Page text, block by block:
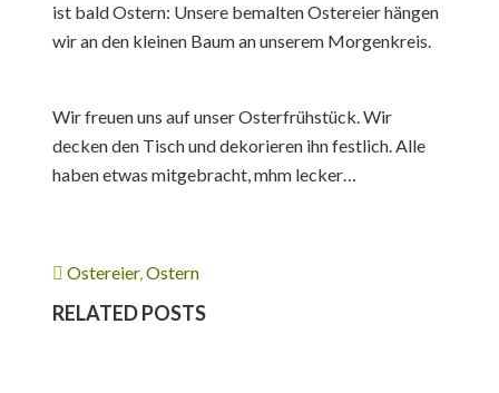
ist bald Ostern: Unsere bemalten Ostereier hängen
wir an den kleinen Baum an unserem Morgenkreis.
Wir freuen uns auf unser Osterfrühstück. Wir
decken den Tisch und dekorieren ihn festlich. Alle
haben etwas mitgebracht, mhm lecker…
Ostereier,Ostern
RELATED POSTS